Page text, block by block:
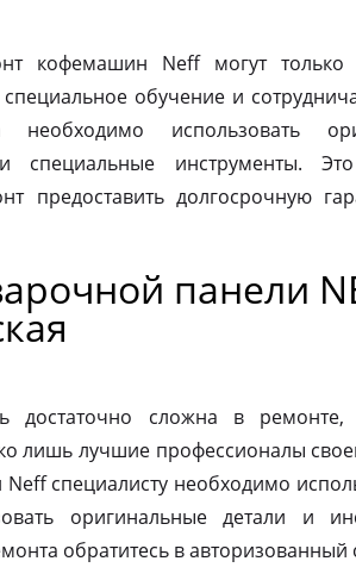
кофемашин Neff могут
обучение и
необходимо использовать
и специальные инструменты.
предоставить долгосрочную
панели
достаточно сложна в
лишь лучшие профессионалы
специалисту необходимо
оригинальные детали и
обратитесь в